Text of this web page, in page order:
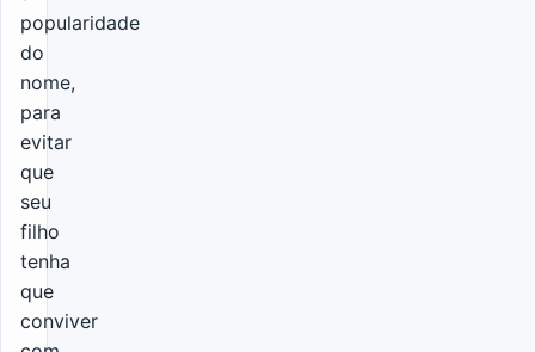
popularidade
do
nome,
para
evitar
que
seu
filho
tenha
que
conviver